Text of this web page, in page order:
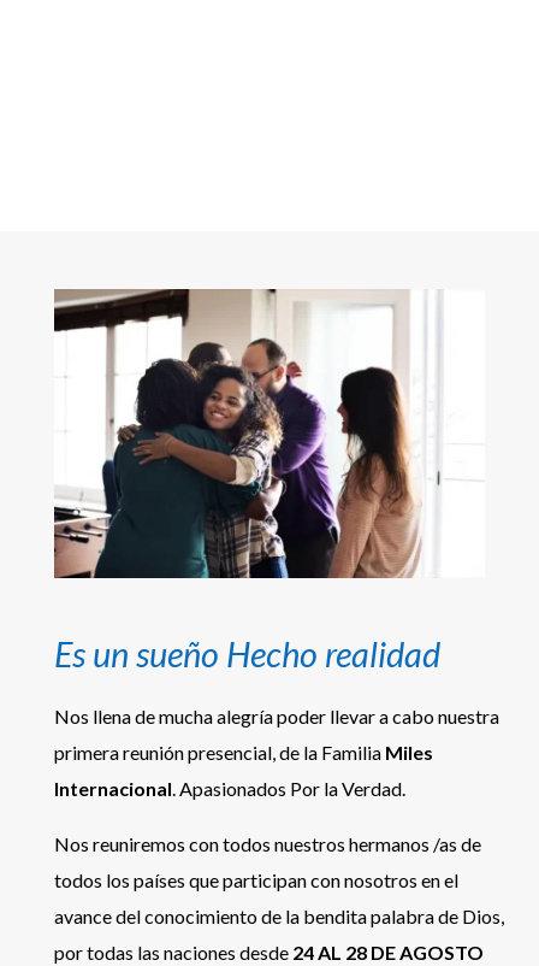
Es un sueño Hecho realidad
Nos llena de mucha alegría poder llevar a cabo nuestra
primera reunión presencial, de la Familia Miles
Internacional . Apasionados Por la Verdad.
Nos reuniremos con todos nuestros hermanos /as de
todos los países que participan con nosotros en el
avance del conocimiento de la bendita palabra de Dios,
por todas las naciones desde 24 AL 28 DE AGOSTO